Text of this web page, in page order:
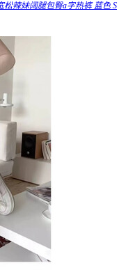
松辣妹阔腿包臀a字热裤 蓝色 S